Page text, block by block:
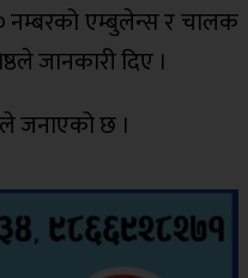
नम्बरको एम्बुलेन्स र चालक
जानकारी दिए ।
जनाएको छ ।